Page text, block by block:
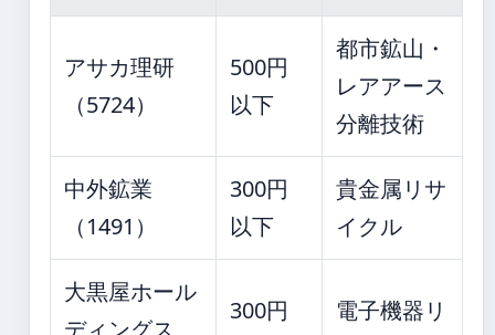
アサカ理研
（5724）
500円
以下
都市鉱山・
レアアース
分離技術
中外鉱業
（1491）
300円
以下
貴金属リサ
イクル
大黒屋ホール
300円
電子機器リ